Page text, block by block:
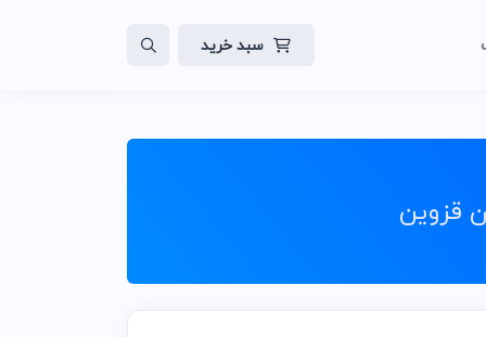
سبد خرید
قزوین